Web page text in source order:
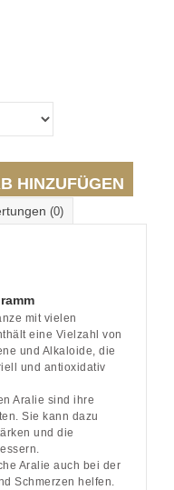
HINZUFÜGEN
(0)
mit vielen
eine Vielzahl von
und Alkaloide, die
und antioxidativ
Aralie sind ihre
Sie kann dazu
und die
Aralie auch bei der
Schmerzen helfen.